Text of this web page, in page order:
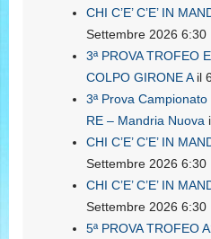
CHI C’E’ C’E’ IN
Settembre 2026 6:30
3ª PROVA TROFEO
COLPO GIRONE Ail
3ª Prova
RE – Mandria Nuova
CHI C’E’ C’E’ IN
Settembre 2026 6:30
CHI C’E’ C’E’ IN
Settembre 2026 6:30
5ª PROVA TROFEO